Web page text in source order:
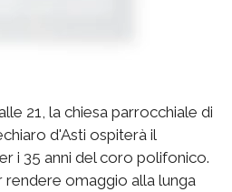
21, la chiesa parrocchiale di
d'Asti ospiterà il
i 35 anni del coro polifonico.
rendere omaggio alla lunga